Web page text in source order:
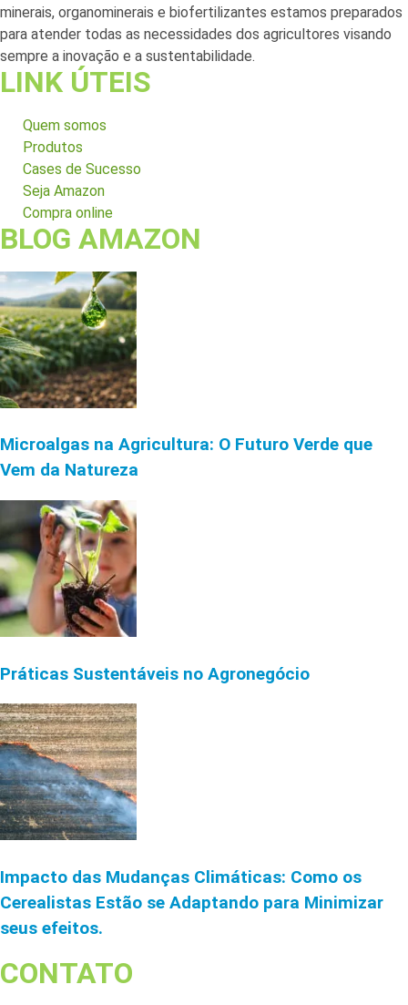
minerais, organominerais e biofertilizantes estamos preparados
para atender todas as necessidades dos agricultores visando
sempre a inovação e a sustentabilidade.
LINK ÚTEIS
Quem somos
Produtos
Cases de Sucesso
Seja Amazon
Compra online
BLOG AMAZON
Microalgas na Agricultura: O Futuro Verde que
Vem da Natureza
Práticas Sustentáveis no Agronegócio
Impacto das Mudanças Climáticas: Como os
Cerealistas Estão se Adaptando para Minimizar
seus efeitos.
CONTATO